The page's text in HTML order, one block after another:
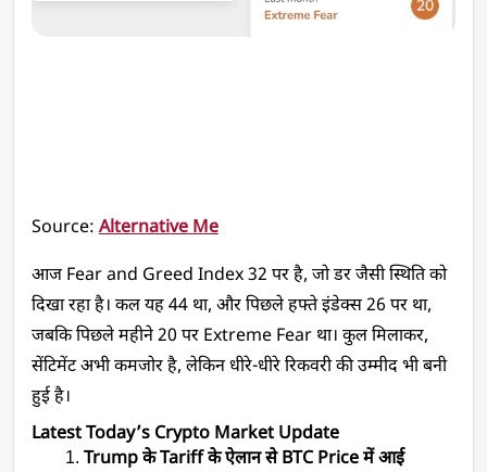
Source: Alternative Me
आज Fear and Greed Index 32 पर है, जो डर जैसी स्थिति को
दिखा रहा है। कल यह 44 था, और पिछले हफ्ते इंडेक्स 26 पर था,
जबकि पिछले महीने 20 पर Extreme Fear था। कुल मिलाकर,
सेंटिमेंट अभी कमजोर है, लेकिन धीरे-धीरे रिकवरी की उम्मीद भी बनी
हुई है।
Latest Today’s Crypto Market Update
Trump के Tariff के ऐलान से BTC Price में आई